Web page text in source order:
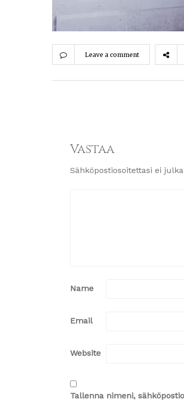
Leave a comment
Vastaa
Sähköpostiosoitettasi ei
Name
Email
Website
Tallenna nimeni,